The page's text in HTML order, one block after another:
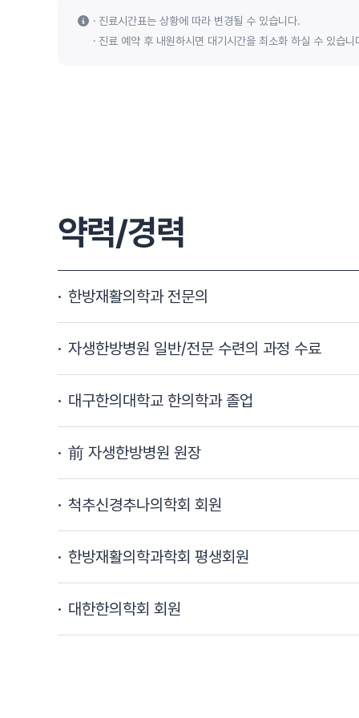
진료시간표는 상황에 따라 변경될 수 있습니다.
진료 예약 후 내원하시면 대기시간을 최소화 하실 수 있습니
약력/경력
한방재활의학과 전문의
자생한방병원 일반/전문 수련의 과정 수료
대구한의대학교 한의학과 졸업
前 자생한방병원 원장
척추신경추나의학회 회원
한방재활의학과학회 평생회원
대한한의학회 회원